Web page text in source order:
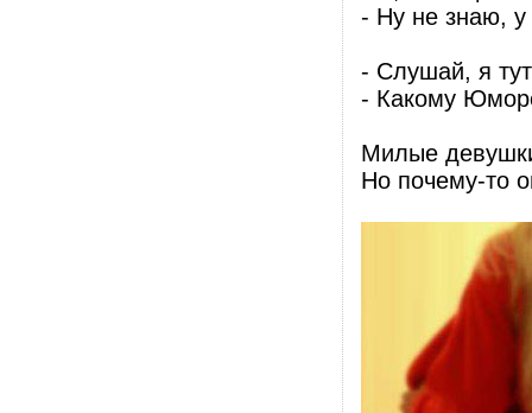
- Ну не знаю,
- Слушай, я
- Какому
Милые
Но почему-то